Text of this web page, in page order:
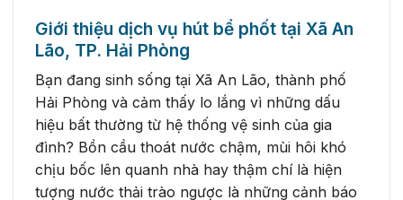
Giới thiệu dịch vụ hút bể phốt tại Xã An
Lão, TP. Hải Phòng
Bạn đang sinh sống tại Xã An Lão, thành phố
Hải Phòng và cảm thấy lo lắng vì những dấu
hiệu bất thường từ hệ thống vệ sinh của gia
đình? Bồn cầu thoát nước chậm, mùi hôi khó
chịu bốc lên quanh nhà hay thậm chí là hiện
tượng nước thải trào ngược là những cảnh báo